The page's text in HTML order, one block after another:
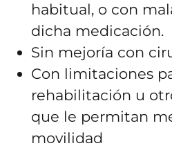
habitual, o con
dicha medicación.
Sin mejoría con
Con limitaciones
rehabilitación u
que le permitan
movilidad